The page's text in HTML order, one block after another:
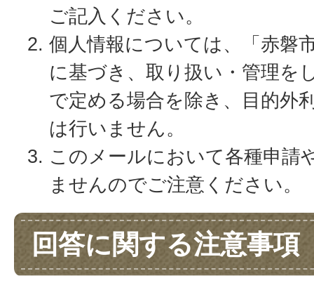
ご記入ください。
個人情報については、「赤磐
に基づき、取り扱い・管理を
で定める場合を除き、目的外
は行いません。
このメールにおいて各種申請
ませんのでご注意ください。
回答に関する注意事項